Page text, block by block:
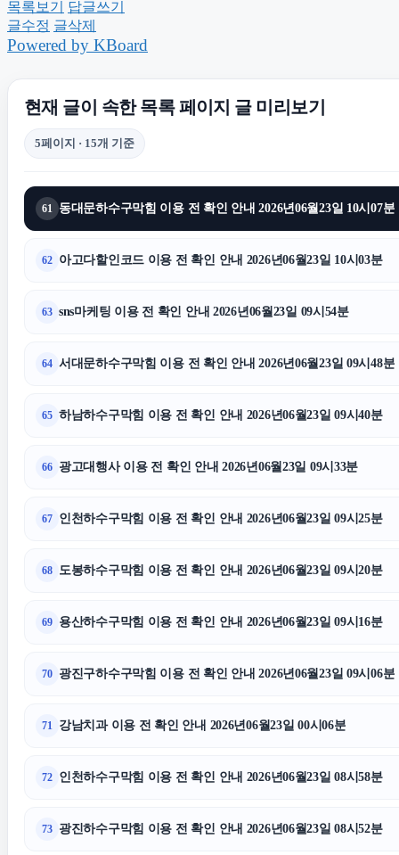
용인학교폭력변호사 대전흥
신용카드현금화
서초구하수구막힘
강남상간소송변호사 송파하수
대구이혼전문변호사
김포공항주차대행 아파트
강남상간녀소송변호사
목록보기
답글쓰기
글수정 글삭제
Powered by KBoard
현재 글이 속한 목록 페이지 글 미리보기
5페이지 · 15개 기준
61 동대문하수구막힘 이용 전 확인 안내 2026년06월23일 10시07분
62 아고다할인코드 이용 전 확인 안내 2026년06월23일 10시03분
63 sns마케팅 이용 전 확인 안내 2026년06월23일 09시54분
64 서대문하수구막힘 이용 전 확인 안내 2026년06월23일 09시48분
65 하남하수구막힘 이용 전 확인 안내 2026년06월23일 09시40분
66 광고대행사 이용 전 확인 안내 2026년06월23일 09시33분
67 인천하수구막힘 이용 전 확인 안내 2026년06월23일 09시25분
68 도봉하수구막힘 이용 전 확인 안내 2026년06월23일 09시20분
69 용산하수구막힘 이용 전 확인 안내 2026년06월23일 09시16분
70 광진구하수구막힘 이용 전 확인 안내 2026년06월23일 09시06분
71 강남치과 이용 전 확인 안내 2026년06월23일 00시06분
72 인천하수구막힘 이용 전 확인 안내 2026년06월23일 08시58분
73 광진하수구막힘 이용 전 확인 안내 2026년06월23일 08시52분